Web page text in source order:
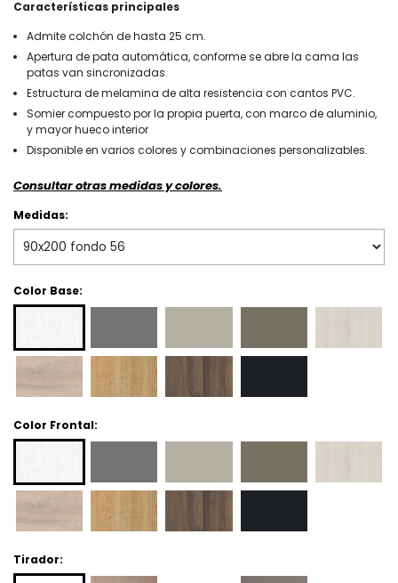
Características principales
Admite colchón de hasta 25 cm.
Apertura de pata automática, conforme se abre la cama las
patas van sincronizadas.
Estructura de melamina de alta resistencia con cantos PVC.
Somier compuesto por la propia puerta, con marco de aluminio,
y mayor hueco interior
Disponible en varios colores y combinaciones personalizables.
Consultar otras medidas y colores.
Medidas:
Color Base:
Color Frontal:
Tirador: